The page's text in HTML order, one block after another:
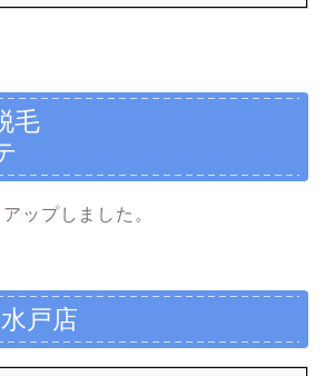
毛
ップしました。
戸店